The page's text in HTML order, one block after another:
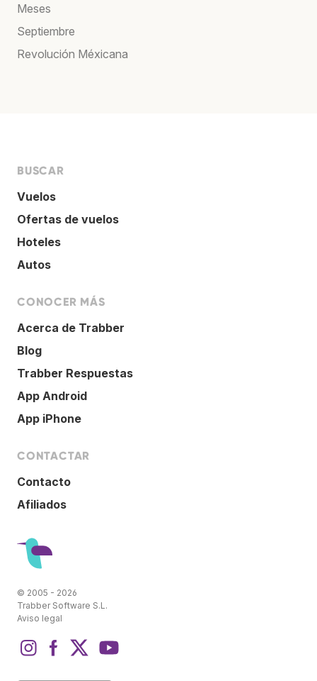
Meses
Septiembre
Revolución Méxicana
BUSCAR
Vuelos
Ofertas de vuelos
Hoteles
Autos
CONOCER MÁS
Acerca de Trabber
Blog
Trabber Respuestas
App Android
App iPhone
CONTACTAR
Contacto
Afiliados
© 2005 - 2026
Trabber Software S.L.
Aviso legal